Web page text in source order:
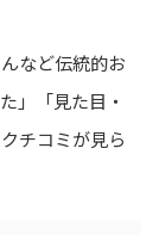
など伝統的お
」「見た目・
チコミが見ら